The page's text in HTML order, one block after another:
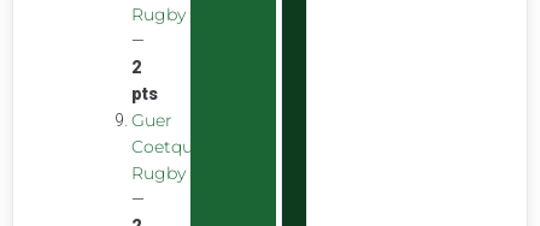
Rugby
—
2
pts
Guer
Coetquidan
Rugby
—